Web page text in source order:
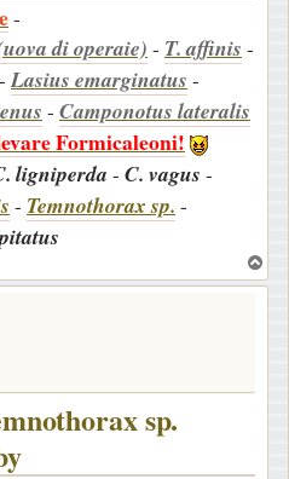
-
di operaie) - T. affinis -
-Lasius emarginatus -
- Camponotus lateralis
Formicaleoni!
ligniperda - C. vagus -
- Temnothorax sp. -
o
sp.